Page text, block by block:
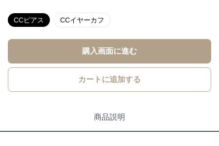
CCピアス CCイヤーカフ
購入画面に進む
カートに追加する
商品説明